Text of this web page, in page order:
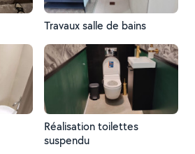
Travaux salle de bains
Réalisation toilettes
suspendu